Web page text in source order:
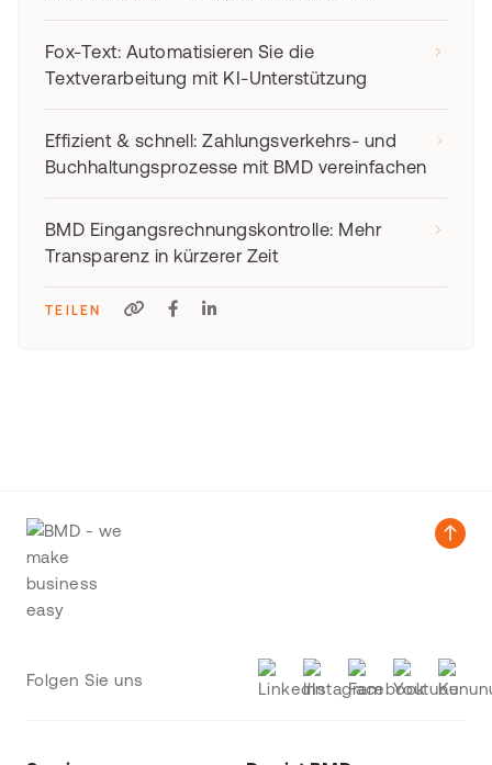
Fox-Text: Automatisieren Sie die
Textverarbeitung mit KI-Unterstützung
Effizient & schnell: Zahlungsverkehrs- und
Buchhaltungsprozesse mit BMD vereinfachen
BMD Eingangsrechnungskontrolle: Mehr
Transparenz in kürzerer Zeit
TEILEN
Folgen Sie uns